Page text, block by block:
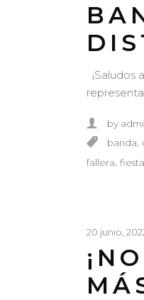
by
banda,
fallera, fiesta
20 junio,